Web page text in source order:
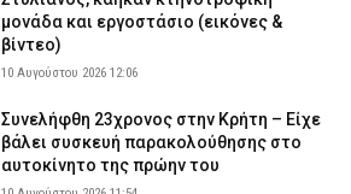
μονάδα και εργοστάσιο (εικόνες &
βίντεο)
10 Αυγούστου 2026 12:06
Συνελήφθη 23χρονος στην Κρήτη – Είχε
βάλει συσκευή παρακολούθησης στο
αυτοκίνητο της πρώην του